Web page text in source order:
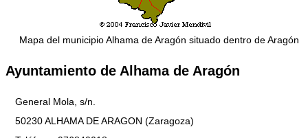
Mapa del municipio Alhama de Aragón situado dentro de Aragón
Ayuntamiento de Alhama de Aragón
General Mola, s/n.
50230 ALHAMA DE ARAGON (Zaragoza)